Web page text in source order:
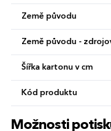
Země původu
Země původu -
Šířka kartonu v cm
Kód produktu
Možnosti